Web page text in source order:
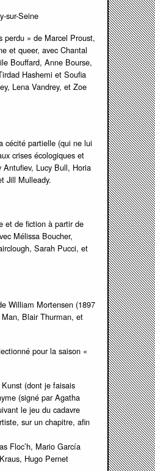
sur-Seine
perdu » de Marcel Proust,
et queer, avec Chantal
Bouffard, Anne Bourse,
Hashemi et Soufia
Lena Vandrey, et Zoe
cécité partielle (qui ne lui
crises écologiques et
Antufiev, Lucy Bull, Horia
Jill Mulleady.
et de fiction à partir de
Mélissa Boucher,
Sarah Pucci, et
William Mortensen (1897
Blair Thurman, et
pour la saison «
(dont je faisais
(signé par Agatha
le jeu du cadavre
sur un chapitre, afin
Floc’h, Mario García
Hugo Pernet